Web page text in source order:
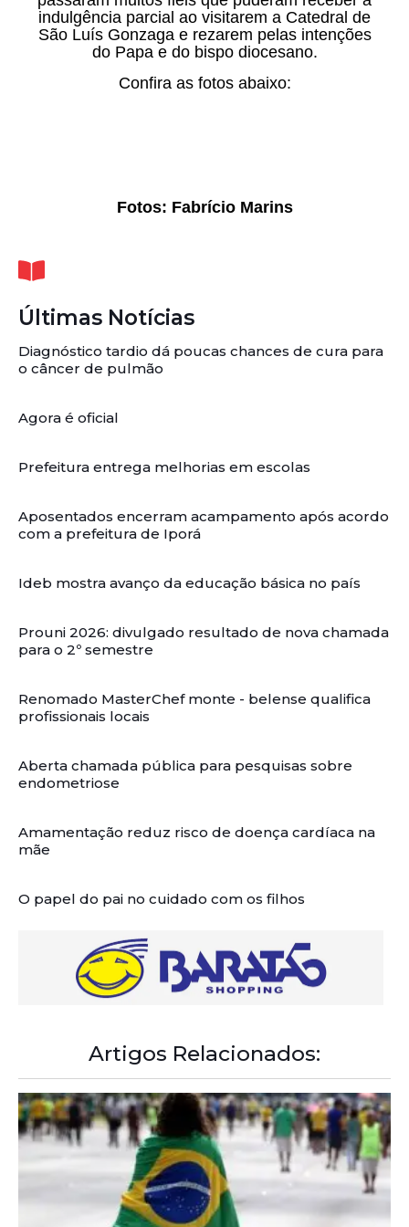
indulgência parcial ao visitarem a Catedral de
São Luís Gonzaga e rezarem pelas intenções
do Papa e do bispo diocesano.
Confira as fotos abaixo:
Fotos: Fabrício Marins
Últimas Notícias
Diagnóstico tardio dá poucas chances de cura para
o câncer de pulmão
Agora é oficial
Prefeitura entrega melhorias em escolas
Aposentados encerram acampamento após acordo
com a prefeitura de Iporá
Ideb mostra avanço da educação básica no país
Prouni 2026: divulgado resultado de nova chamada
para o 2º semestre
Renomado MasterChef monte - belense qualifica
profissionais locais
Aberta chamada pública para pesquisas sobre
endometriose
Amamentação reduz risco de doença cardíaca na
mãe
O papel do pai no cuidado com os filhos
Artigos Relacionados: